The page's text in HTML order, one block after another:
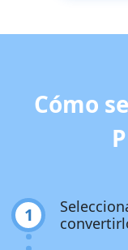
Cómo
1